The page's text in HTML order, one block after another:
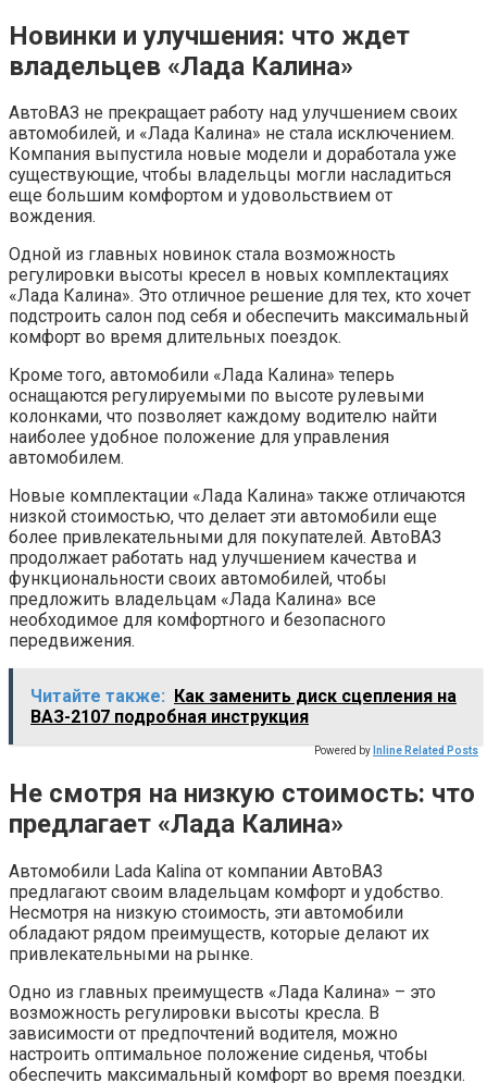
Новинки и улучшения: что ждет
владельцев «Лада Калина»
АвтоВАЗ не прекращает работу над улучшением своих
автомобилей, и «Лада Калина» не стала исключением.
Компания выпустила новые модели и доработала уже
существующие, чтобы владельцы могли насладиться
еще большим комфортом и удовольствием от
вождения.
Одной из главных новинок стала возможность
регулировки высоты кресел в новых комплектациях
«Лада Калина». Это отличное решение для тех, кто хочет
подстроить салон под себя и обеспечить максимальный
комфорт во время длительных поездок.
Кроме того, автомобили «Лада Калина» теперь
оснащаются регулируемыми по высоте рулевыми
колонками, что позволяет каждому водителю найти
наиболее удобное положение для управления
автомобилем.
Новые комплектации «Лада Калина» также отличаются
низкой стоимостью, что делает эти автомобили еще
более привлекательными для покупателей. АвтоВАЗ
продолжает работать над улучшением качества и
функциональности своих автомобилей, чтобы
предложить владельцам «Лада Калина» все
необходимое для комфортного и безопасного
передвижения.
Читайте также:
Как заменить диск сцепления на
ВАЗ-2107 подробная инструкция
Powered by Inline Related Posts
Не смотря на низкую стоимость: что
предлагает «Лада Калина»
Автомобили Lada Kalina от компании АвтоВАЗ
предлагают своим владельцам комфорт и удобство.
Несмотря на низкую стоимость, эти автомобили
обладают рядом преимуществ, которые делают их
привлекательными на рынке.
Одно из главных преимуществ «Лада Калина» – это
возможность регулировки высоты кресла. В
зависимости от предпочтений водителя, можно
настроить оптимальное положение сиденья, чтобы
обеспечить максимальный комфорт во время поездки.